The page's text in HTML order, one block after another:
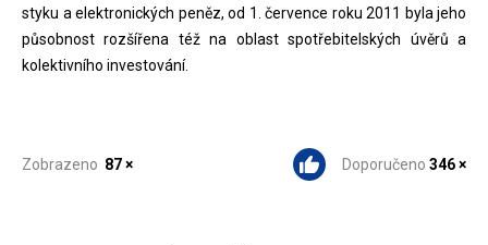
styku a elektronických peněz, od 1. července roku 2011 byla jeho
působnost rozšířena též na oblast spotřebitelských úvěrů a
kolektivního investování.
Zobrazeno 87 × Doporučeno 346 ×